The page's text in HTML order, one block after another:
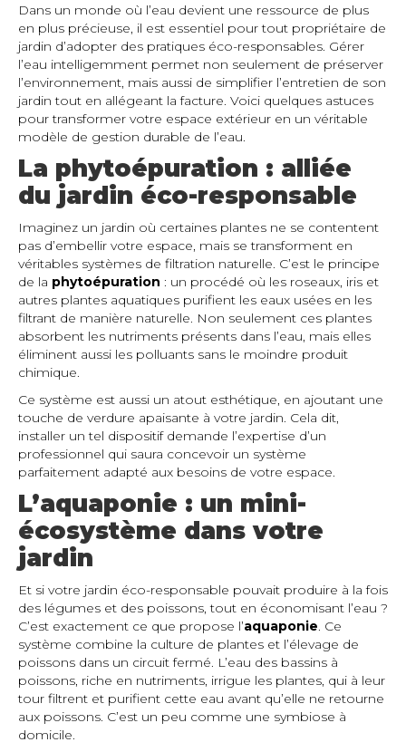
Dans un monde où l’eau devient une ressource de plus
en plus précieuse, il est essentiel pour tout propriétaire de
jardin d’adopter des pratiques éco-responsables. Gérer
l’eau intelligemment permet non seulement de préserver
l’environnement, mais aussi de simplifier l’entretien de son
jardin tout en allégeant la facture. Voici quelques astuces
pour transformer votre espace extérieur en un véritable
modèle de gestion durable de l’eau.
La phytoépuration : alliée
du jardin éco-responsable
Imaginez un jardin où certaines plantes ne se contentent
pas d’embellir votre espace, mais se transforment en
véritables systèmes de filtration naturelle. C’est le principe
de la phytoépuration : un procédé où les roseaux, iris et
autres plantes aquatiques purifient les eaux usées en les
filtrant de manière naturelle. Non seulement ces plantes
absorbent les nutriments présents dans l’eau, mais elles
éliminent aussi les polluants sans le moindre produit
chimique.
Ce système est aussi un atout esthétique, en ajoutant une
touche de verdure apaisante à votre jardin. Cela dit,
installer un tel dispositif demande l’expertise d’un
professionnel qui saura concevoir un système
parfaitement adapté aux besoins de votre espace.
L’aquaponie : un mini-
écosystème dans votre
jardin
Et si votre jardin éco-responsable pouvait produire à la fois
des légumes et des poissons, tout en économisant l’eau ?
C’est exactement ce que propose l’aquaponie. Ce
système combine la culture de plantes et l’élevage de
poissons dans un circuit fermé. L’eau des bassins à
poissons, riche en nutriments, irrigue les plantes, qui à leur
tour filtrent et purifient cette eau avant qu’elle ne retourne
aux poissons. C’est un peu comme une symbiose à
domicile.